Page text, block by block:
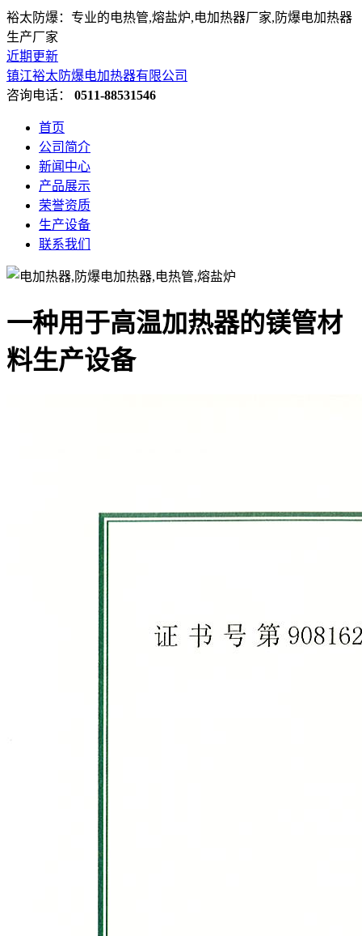
裕太防爆：专业的电热管,熔盐炉,电加热器厂家,防爆电加热器
生产厂家
近期更新
镇江裕太防爆电加热器有限公司
咨询电话： 0511-88531546
首页
公司简介
新闻中心
产品展示
荣誉资质
生产设备
联系我们
一种用于高温加热器的镁管材
料生产设备